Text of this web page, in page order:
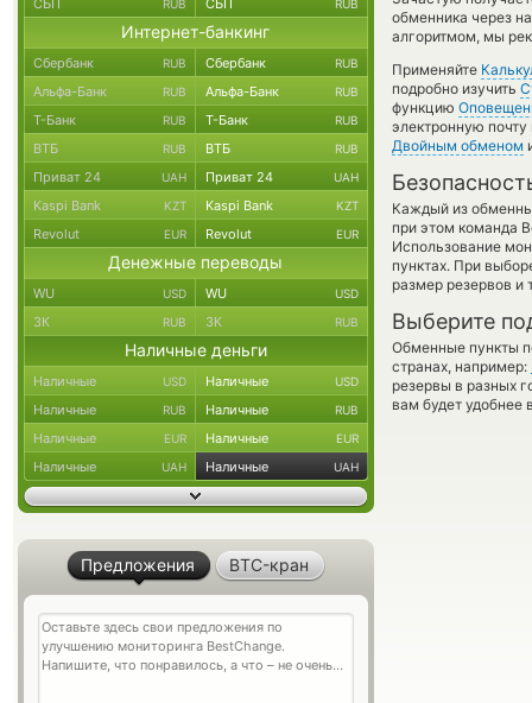
обменника через
алгоритмом, мы
Применяйте
подробно изучить
функцию
электронную
Двойным обменом
Каждый из
при этом команда
Использование
пунктах. При
размер резервов и
Выберите
Обменные пункты
странах, например:
резервы в разных
вам будет удобнее
СБП RUB СБП RUB
Интернет-банкинг
Сбербанк RUB Сбербанк RUB
Альфа-Банк RUB Альфа-Банк RUB
Т-Банк RUB Т-Банк RUB
ВТБ RUB ВТБ RUB
Приват 24 UAH Приват 24 UAH
Kaspi Bank KZT Kaspi Bank KZT
Revolut EUR Revolut EUR
Денежные переводы
WU USD WU USD
ЗК RUB ЗК RUB
Наличные деньги
Наличные USD Наличные USD
Наличные RUB Наличные RUB
Наличные EUR Наличные EUR
Наличные UAH Наличные UAH
Предложения BTC-кран